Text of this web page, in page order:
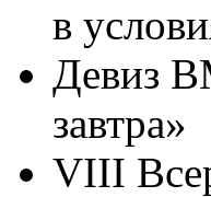
в
Девиз
завтра»
VIII